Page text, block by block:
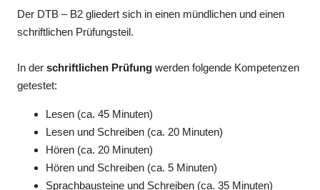
Der DTB – B2 gliedert sich in einen mündlichen und einen
schriftlichen Prüfungsteil.
In derschriftlichen Prüfung werden folgende Kompetenzen
getestet:
Lesen (ca. 45 Minuten)
Lesen und Schreiben (ca. 20 Minuten)
Hören (ca. 20 Minuten)
Hören und Schreiben (ca. 5 Minuten)
Sprachbausteine und Schreiben (ca. 35 Minuten)